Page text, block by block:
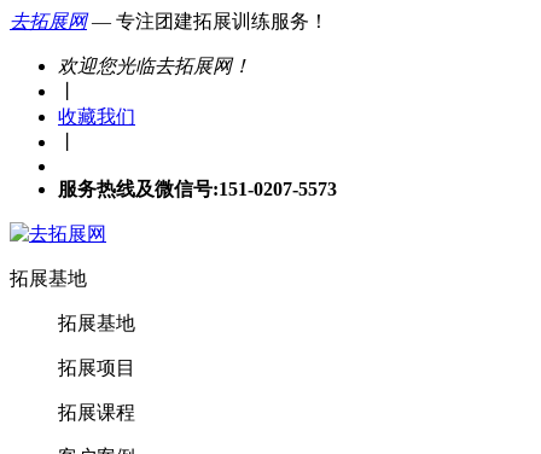
去拓展网— 专注团建拓展训练服务！
欢迎您光临去拓展网！
收藏我们
服务热线及微信号:151-0207-5573
拓展基地
拓展基地
拓展项目
拓展课程